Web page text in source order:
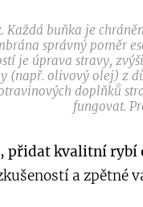
Každá buňka je
správný poměr
je úprava stravy,
olivový olej) z
doplňků
fungovat.
přidat kvalitní rybí
a zpětné